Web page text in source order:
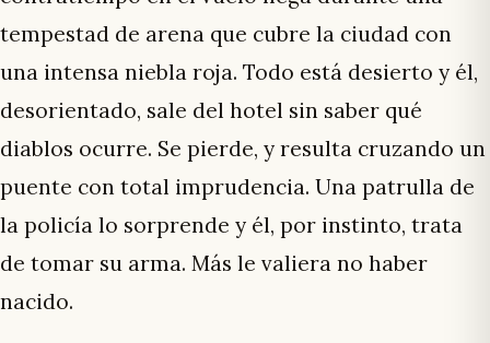
tempestad de arena que cubre la ciudad con
una intensa niebla roja. Todo está desierto y él,
desorientado, sale del hotel sin saber qué
diablos ocurre. Se pierde, y resulta cruzando un
puente con total imprudencia. Una patrulla de
la policía lo sorprende y él, por instinto, trata
de tomar su arma. Más le valiera no haber
nacido.